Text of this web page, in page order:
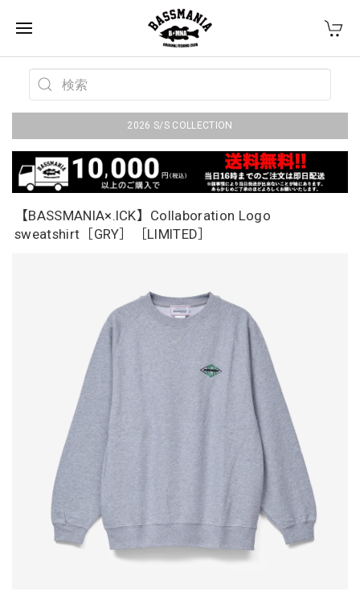
2026 S/S COLLECTION
【BASSMANIA×.ICK】Collaboration Logo
sweatshirt［GRY］［LIMITED］